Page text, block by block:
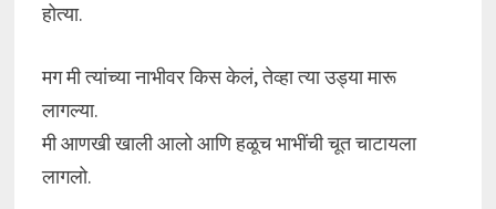
होत्या.
मग मी त्यांच्या नाभीवर किस केलं, तेव्हा त्या उड्या मारू
लागल्या.
मी आणखी खाली आलो आणि हळूच भाभींची चूत चाटायला
लागलो.